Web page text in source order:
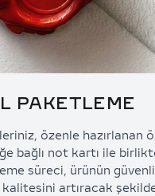
PAKETLEME
özenle hazırlanan
bağlı not kartı ile
süreci, ürünün
artıracak